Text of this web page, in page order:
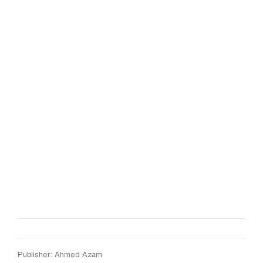
Publisher: Ahmed Azam